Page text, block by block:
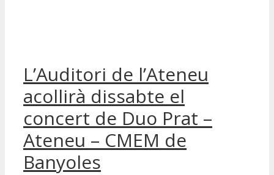
L’Auditori de l’Ateneu
acollirà dissabte el
concert de Duo Prat –
Ateneu – CMEM de
Banyoles